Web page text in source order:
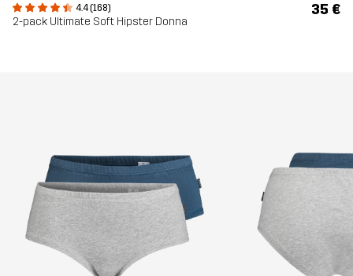
4.4 (168)
2-pack Ultimate Soft Hipster Donna
35 €